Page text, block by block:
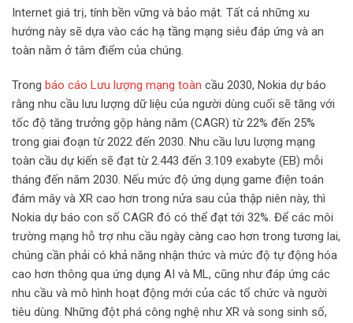
Internet giá trị, tính bền vững và bảo mật. Tất cả những xu
hướng này sẽ dựa vào các hạ tầng mạng siêu đáp ứng và an
toàn nằm ở tâm điểm của chúng.
Trong báo cáo Lưu lượng mạng toàn cầu 2030, Nokia dự báo
rằng nhu cầu lưu lượng dữ liệu của người dùng cuối sẽ tăng với
tốc độ tăng trưởng gộp hàng năm (CAGR) từ 22% đến 25%
trong giai đoạn từ 2022 đến 2030. Nhu cầu lưu lượng mạng
toàn cầu dự kiến sẽ đạt từ 2.443 đến 3.109 exabyte (EB) mỗi
tháng đến năm 2030. Nếu mức độ ứng dụng game điện toán
đám mây và XR cao hơn trong nửa sau của thập niên này, thì
Nokia dự báo con số CAGR đó có thể đạt tới 32%. Để các môi
trường mạng hỗ trợ nhu cầu ngày càng cao hơn trong tương lai,
chúng cần phải có khả năng nhận thức và mức độ tự động hóa
cao hơn thông qua ứng dụng AI và ML, cũng như đáp ứng các
nhu cầu và mô hình hoạt động mới của các tổ chức và người
tiêu dùng. Những đột phá công nghệ như XR và song sinh số,